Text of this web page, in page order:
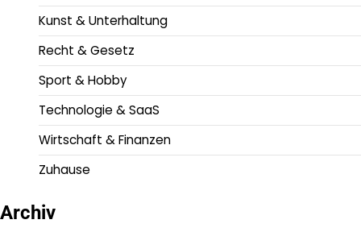
Kunst & Unterhaltung
Recht & Gesetz
Sport & Hobby
Technologie & SaaS
Wirtschaft & Finanzen
Zuhause
Archiv